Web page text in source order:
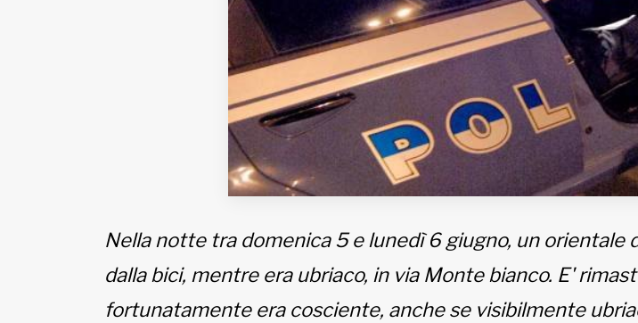
Nella notte tra domenica 5 e lunedì 6 giugno, un
dalla bici, mentre era ubriaco, in via Monte bianco. E'
fortunatamente era cosciente, anche se visibilmente